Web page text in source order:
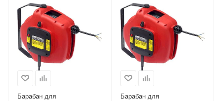
Барабан для
Барабан для